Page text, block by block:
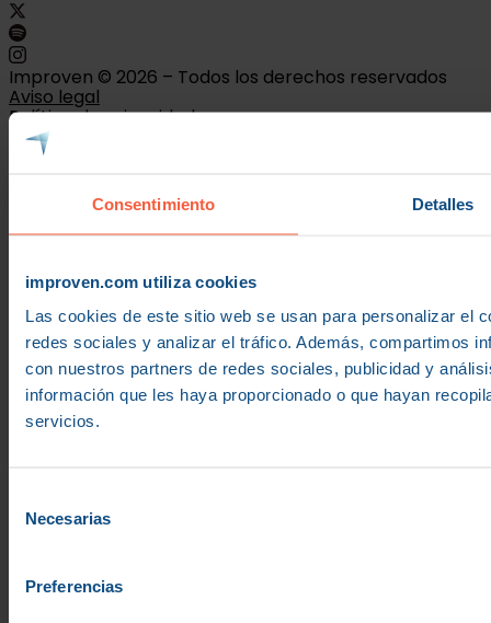
Consentimiento Detalles
improven.com utiliza cookies
Las cookies de este sitio web se usan para personalizar el
redes sociales y analizar el tráfico. Además, compartimos
con nuestros partners de redes sociales, publicidad y
información que les haya proporcionado o que hayan
servicios.
Necesarias
Preferencias
Improven © 2026 – Todos los derechos reservados
Aviso legal
Política de privacidad
Política de cookies
Nosotros
Nuestros clientes
Servicios